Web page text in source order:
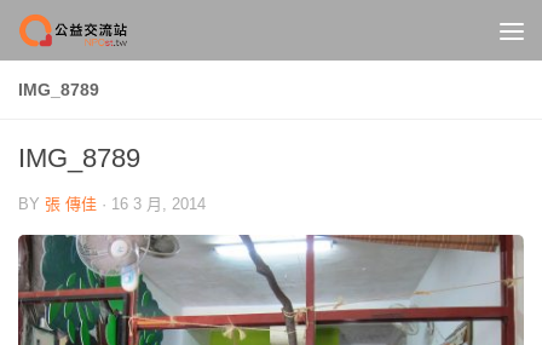
Skip to content
IMG_8789
IMG_8789
BY 張 傳佳 · 16 3 月, 2014